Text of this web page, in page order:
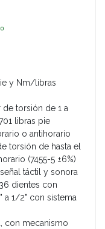
y Nm/libras
de torsión de 1 a
libras pie
o antihorario
torsión de hasta el
(7455-5 ±6%)
táctil y sonora
dientes con
a 1/2" con sistema
con mecanismo